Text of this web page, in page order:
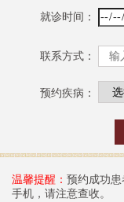
就诊时间：
联系方式：
预约疾病：
温馨提醒： 预约成功
手机，请注意查收。